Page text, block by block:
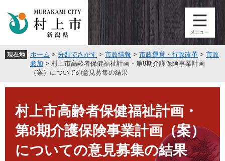
頭
。
飛
て
現在地 ホーム > 分類でさがす > 市政情報 > 市政運営・行政改革 > 市政
参加 > 村上市高齢者保健福祉計画・第8期介護保険事業計画
（案）についての意見募集の結果
村上市高齢者保健福祉計画・
第8期介護保険事業計画（案）
についての意見募集の結果